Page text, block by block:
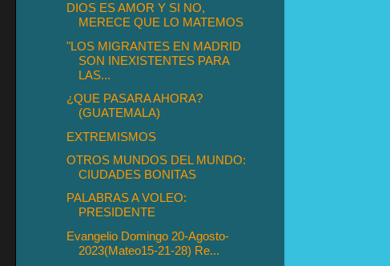
DIOS ES AMOR Y SI NO,
MERECE QUE LO MATEMOS
"LOS MIGRANTES EN MADRID
SON INEXISTENTES PARA
LAS...
¿QUE PASARA AHORA?
(GUATEMALA)
EXTREMISMOS
OTROS MUNDOS DEL MUNDO:
CIUDADES BONITAS
PALABRAS A VOLEO:
PRESIDENTE
Evangelio Domingo 20-Agosto-
2023(Mateo15-21-28) Re...